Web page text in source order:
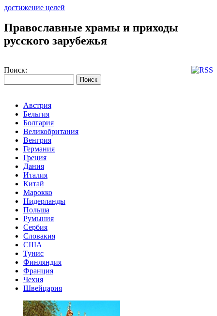
достижение целей
Православные храмы и приходы
русского зарубежья
Поиск:
Австрия
Бельгия
Болгария
Великобритания
Венгрия
Германия
Греция
Дания
Италия
Китай
Марокко
Нидерланды
Польша
Румыния
Сербия
Словакия
США
Тунис
Финляндия
Франция
Чехия
Швейцария